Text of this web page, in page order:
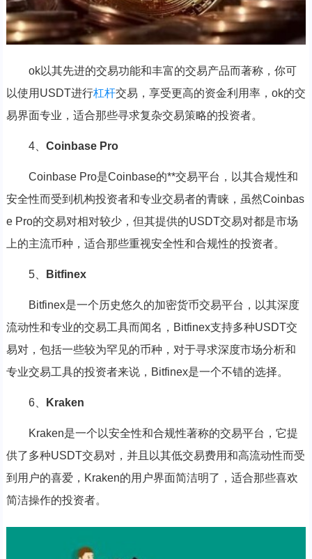
ok以其先进的交易功能和丰富的交易产品而著称，你可
以使用USDT进行杠杆交易，享受更高的资金利用率，ok的交
易界面专业，适合那些寻求复杂交易策略的投资者。
4、 Coinbase Pro
Coinbase Pro是Coinbase的**交易平台，以其合规性和
安全性而受到机构投资者和专业交易者的青睐，虽然Coinbas
e Pro的交易对相对较少，但其提供的USDT交易对都是市场
上的主流币种，适合那些重视安全性和合规性的投资者。
5、 Bitfinex
Bitfinex是一个历史悠久的加密货币交易平台，以其深度
流动性和专业的交易工具而闻名，Bitfinex支持多种USDT交
易对，包括一些较为罕见的币种，对于寻求深度市场分析和
专业交易工具的投资者来说，Bitfinex是一个不错的选择。
6、 Kraken
Kraken是一个以安全性和合规性著称的交易平台，它提
供了多种USDT交易对，并且以其低交易费用和高流动性而受
到用户的喜爱，Kraken的用户界面简洁明了，适合那些喜欢
简洁操作的投资者。